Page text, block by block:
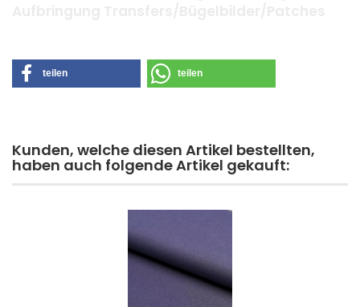
teilen teilen
Kunden, welche diesen Artikel bestellten,
haben auch folgende Artikel gekauft: